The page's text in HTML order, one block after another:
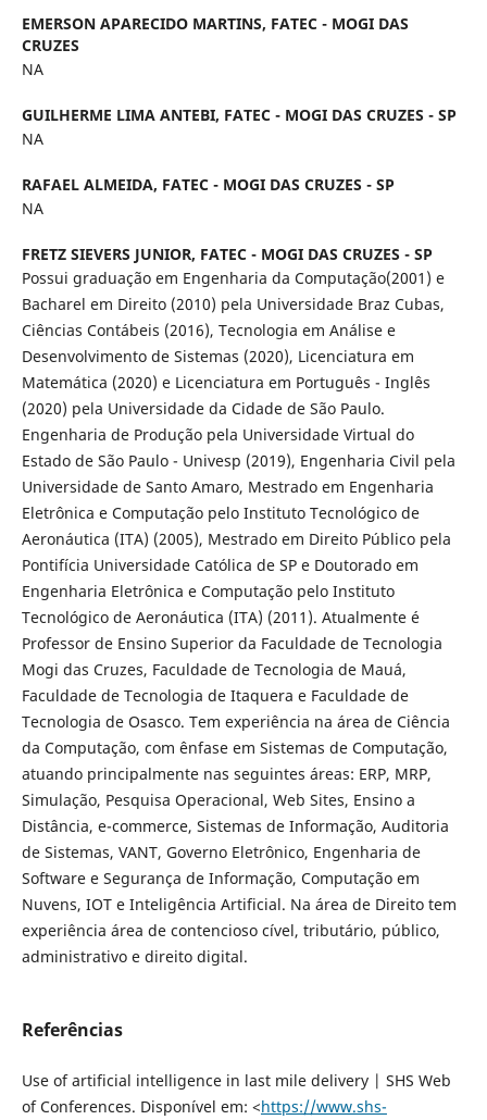
EMERSON APARECIDO MARTINS, FATEC - MOGI DAS
CRUZES
NA
GUILHERME LIMA ANTEBI, FATEC - MOGI DAS CRUZES - SP
NA
RAFAEL ALMEIDA, FATEC - MOGI DAS CRUZES - SP
NA
FRETZ SIEVERS JUNIOR, FATEC - MOGI DAS CRUZES - SP
Possui graduação em Engenharia da Computação(2001) e
Bacharel em Direito (2010) pela Universidade Braz Cubas,
Ciências Contábeis (2016), Tecnologia em Análise e
Desenvolvimento de Sistemas (2020), Licenciatura em
Matemática (2020) e Licenciatura em Português - Inglês
(2020) pela Universidade da Cidade de São Paulo.
Engenharia de Produção pela Universidade Virtual do
Estado de São Paulo - Univesp (2019), Engenharia Civil pela
Universidade de Santo Amaro, Mestrado em Engenharia
Eletrônica e Computação pelo Instituto Tecnológico de
Aeronáutica (ITA) (2005), Mestrado em Direito Público pela
Pontifícia Universidade Católica de SP e Doutorado em
Engenharia Eletrônica e Computação pelo Instituto
Tecnológico de Aeronáutica (ITA) (2011). Atualmente é
Professor de Ensino Superior da Faculdade de Tecnologia
Mogi das Cruzes, Faculdade de Tecnologia de Mauá,
Faculdade de Tecnologia de Itaquera e Faculdade de
Tecnologia de Osasco. Tem experiência na área de Ciência
da Computação, com ênfase em Sistemas de Computação,
atuando principalmente nas seguintes áreas: ERP, MRP,
Simulação, Pesquisa Operacional, Web Sites, Ensino a
Distância, e-commerce, Sistemas de Informação, Auditoria
de Sistemas, VANT, Governo Eletrônico, Engenharia de
Software e Segurança de Informação, Computação em
Nuvens, IOT e Inteligência Artificial. Na área de Direito tem
experiência área de contencioso cível, tributário, público,
administrativo e direito digital.
Referências
Use of artificial intelligence in last mile delivery | SHS Web
of Conferences. Disponível em: <https://www.shs-